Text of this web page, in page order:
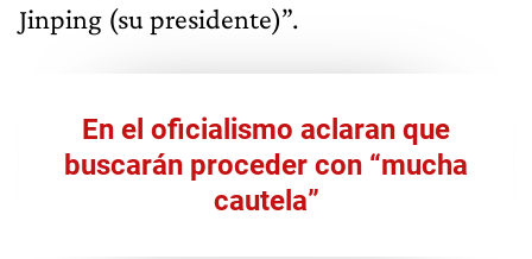
Jinping (su presidente)”.
En el oficialismo aclaran que
buscarán proceder con “mucha
cautela”